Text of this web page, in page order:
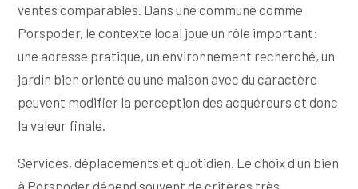
ventes comparables. Dans une commune comme
Porspoder, le contexte local joue un rôle important:
une adresse pratique, un environnement recherché, un
jardin bien orienté ou une maison avec du caractère
peuvent modifier la perception des acquéreurs et donc
la valeur finale.
Services, déplacements et quotidien. Le choix d'un bien
à Porspoder dépend souvent de critères très